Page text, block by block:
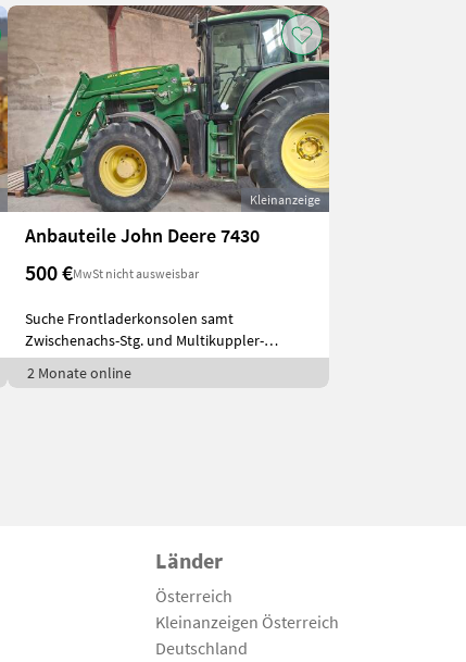
Kleinanzeige
Anbauteile John Deere 7430
500 €MwSt nicht ausweisbar
Suche Frontladerkonsolen samt
Zwischenachs-Stg. und Multikuppler-
Unterteil für J
2 Monate online
Länder
Österreich
Kleinanzeigen Österreich
Deutschland